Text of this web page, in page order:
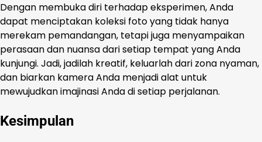
Dengan membuka diri terhadap eksperimen, Anda
dapat menciptakan koleksi foto yang tidak hanya
merekam pemandangan, tetapi juga menyampaikan
perasaan dan nuansa dari setiap tempat yang Anda
kunjungi. Jadi, jadilah kreatif, keluarlah dari zona nyaman,
dan biarkan kamera Anda menjadi alat untuk
mewujudkan imajinasi Anda di setiap perjalanan.
Kesimpulan